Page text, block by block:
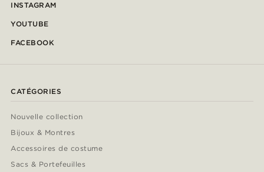
INSTAGRAM
YOUTUBE
FACEBOOK
CATÉGORIES
Nouvelle collection
Bijoux & Montres
Accessoires de costume
Sacs & Portefeuilles